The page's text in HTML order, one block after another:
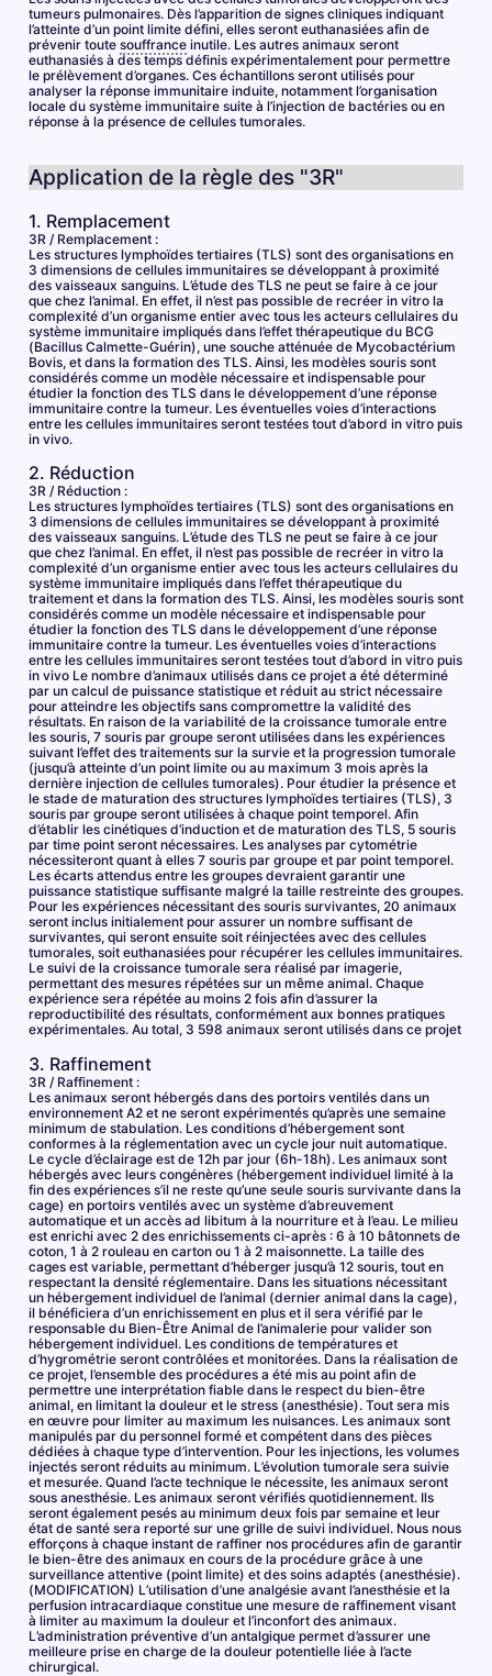
tumeurs pulmonaires. Dès l’apparition de signes cliniques indiquant
l’atteinte d’un point limite défini, elles seront euthanasiées afin de
prévenir toute souffrance inutile. Les autres animaux seront
euthanasiés à des temps définis expérimentalement pour permettre
le prélèvement d’organes. Ces échantillons seront utilisés pour
analyser la réponse immunitaire induite, notamment l’organisation
locale du système immunitaire suite à l’injection de bactéries ou en
réponse à la présence de cellules tumorales.
Application de la règle des "3R"
1. Remplacement
3R / Remplacement :
Les structures lymphoïdes tertiaires (TLS) sont des organisations en
3 dimensions de cellules immunitaires se développant à proximité
des vaisseaux sanguins. L’étude des TLS ne peut se faire à ce jour
que chez l’animal. En effet, il n’est pas possible de recréer in vitro la
complexité d’un organisme entier avec tous les acteurs cellulaires du
système immunitaire impliqués dans l’effet thérapeutique du BCG
(Bacillus Calmette-Guérin), une souche atténuée de Mycobactérium
Bovis, et dans la formation des TLS. Ainsi, les modèles souris sont
considérés comme un modèle nécessaire et indispensable pour
étudier la fonction des TLS dans le développement d’une réponse
immunitaire contre la tumeur. Les éventuelles voies d’interactions
entre les cellules immunitaires seront testées tout d’abord in vitro puis
in vivo.
2. Réduction
3R / Réduction :
Les structures lymphoïdes tertiaires (TLS) sont des organisations en
3 dimensions de cellules immunitaires se développant à proximité
des vaisseaux sanguins. L’étude des TLS ne peut se faire à ce jour
que chez l’animal. En effet, il n’est pas possible de recréer in vitro la
complexité d’un organisme entier avec tous les acteurs cellulaires du
système immunitaire impliqués dans l’effet thérapeutique du
traitement et dans la formation des TLS. Ainsi, les modèles souris sont
considérés comme un modèle nécessaire et indispensable pour
étudier la fonction des TLS dans le développement d’une réponse
immunitaire contre la tumeur. Les éventuelles voies d’interactions
entre les cellules immunitaires seront testées tout d’abord in vitro puis
in vivo Le nombre d’animaux utilisés dans ce projet a été déterminé
par un calcul de puissance statistique et réduit au strict nécessaire
pour atteindre les objectifs sans compromettre la validité des
résultats. En raison de la variabilité de la croissance tumorale entre
les souris, 7 souris par groupe seront utilisées dans les expériences
suivant l’effet des traitements sur la survie et la progression tumorale
(jusqu’à atteinte d’un point limite ou au maximum 3 mois après la
dernière injection de cellules tumorales). Pour étudier la présence et
le stade de maturation des structures lymphoïdes tertiaires (TLS), 3
souris par groupe seront utilisées à chaque point temporel. Afin
d’établir les cinétiques d’induction et de maturation des TLS, 5 souris
par time point seront nécessaires. Les analyses par cytométrie
nécessiteront quant à elles 7 souris par groupe et par point temporel.
Les écarts attendus entre les groupes devraient garantir une
puissance statistique suffisante malgré la taille restreinte des groupes.
Pour les expériences nécessitant des souris survivantes, 20 animaux
seront inclus initialement pour assurer un nombre suffisant de
survivantes, qui seront ensuite soit réinjectées avec des cellules
tumorales, soit euthanasiées pour récupérer les cellules immunitaires.
Le suivi de la croissance tumorale sera réalisé par imagerie,
permettant des mesures répétées sur un même animal. Chaque
expérience sera répétée au moins 2 fois afin d’assurer la
reproductibilité des résultats, conformément aux bonnes pratiques
expérimentales. Au total, 3 598 animaux seront utilisés dans ce projet
3. Raffinement
3R / Raffinement :
Les animaux seront hébergés dans des portoirs ventilés dans un
environnement A2 et ne seront expérimentés qu’après une semaine
minimum de stabulation. Les conditions d’hébergement sont
conformes à la réglementation avec un cycle jour nuit automatique.
Le cycle d’éclairage est de 12h par jour (6h-18h). Les animaux sont
hébergés avec leurs congénères (hébergement individuel limité à la
fin des expériences s’il ne reste qu’une seule souris survivante dans la
cage) en portoirs ventilés avec un système d’abreuvement
automatique et un accès ad libitum à la nourriture et à l’eau. Le milieu
est enrichi avec 2 des enrichissements ci-après : 6 à 10 bâtonnets de
coton, 1 à 2 rouleau en carton ou 1 à 2 maisonnette. La taille des
cages est variable, permettant d’héberger jusqu’à 12 souris, tout en
respectant la densité réglementaire. Dans les situations nécessitant
un hébergement individuel de l’animal (dernier animal dans la cage),
il bénéficiera d’un enrichissement en plus et il sera vérifié par le
responsable du Bien-Être Animal de l’animalerie pour valider son
hébergement individuel. Les conditions de températures et
d’hygrométrie seront contrôlées et monitorées. Dans la réalisation de
ce projet, l’ensemble des procédures a été mis au point afin de
permettre une interprétation fiable dans le respect du bien-être
animal, en limitant la douleur et le stress (anesthésie). Tout sera mis
en œuvre pour limiter au maximum les nuisances. Les animaux sont
manipulés par du personnel formé et compétent dans des pièces
dédiées à chaque type d’intervention. Pour les injections, les volumes
injectés seront réduits au minimum. L’évolution tumorale sera suivie
et mesurée. Quand l’acte technique le nécessite, les animaux seront
sous anesthésie. Les animaux seront vérifiés quotidiennement. Ils
seront également pesés au minimum deux fois par semaine et leur
état de santé sera reporté sur une grille de suivi individuel. Nous nous
efforçons à chaque instant de raffiner nos procédures afin de garantir
le bien-être des animaux en cours de la procédure grâce à une
surveillance attentive (point limite) et des soins adaptés (anesthésie).
(MODIFICATION) L’utilisation d’une analgésie avant l’anesthésie et la
perfusion intracardiaque constitue une mesure de raffinement visant
à limiter au maximum la douleur et l’inconfort des animaux.
L’administration préventive d’un antalgique permet d’assurer une
meilleure prise en charge de la douleur potentielle liée à l’acte
chirurgical.